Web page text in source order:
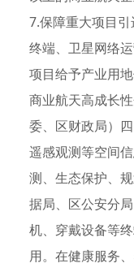
7.保障重大项目
终端、卫星网络
项目给予产业用
商业航天高成长
委、区财政局）
遥感观测等空间
测、生态保护、
据局、区公安分
机、穿戴设备等
用。在健康服务